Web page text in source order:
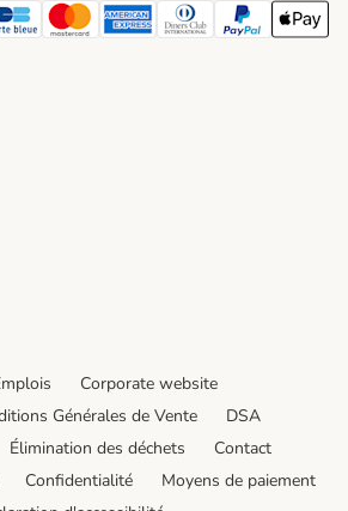
Method
Method
bleue Payment Method
Master card Payment Method
American express Payment
Diners club Payment
Paypal Payment
Apple
Method
Method
Corporate website
Générales de Vente
DSA
Élimination des déchets
Contact
Confidentialité
Moyens de paiement